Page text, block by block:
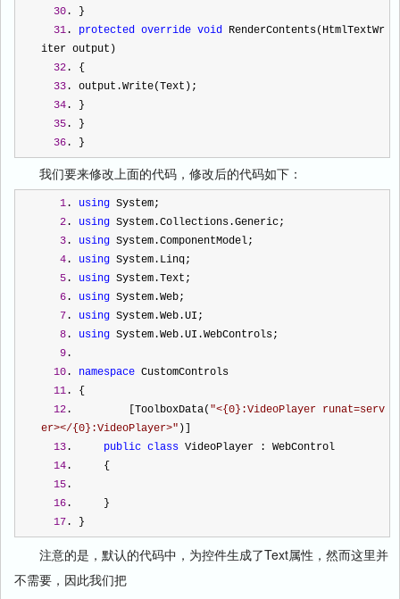
30. }
31. protected override void RenderContents(HtmlTextWr
iter output)
32. {
33. output.Write(Text);
34. }
35. }
36. }
我们要来修改上面的代码，修改后的代码如下：
1. using System;
2. using System.Collections.Generic;
3. using System.ComponentModel;
4. using System.Linq;
5. using System.Text;
6. using System.Web;
7. using System.Web.UI;
8. using System.Web.UI.WebControls;
9.
10. namespace CustomControls
11. {
12.         [ToolboxData( "<{0}:VideoPlayer runat=serv
er></{0}:VideoPlayer>" )]
13. public class VideoPlayer : WebControl
14.     {
15.
16.     }
17. }
注意的是，默认的代码中，为控件生成了Text属性，然而这里并
不需要，因此我们把